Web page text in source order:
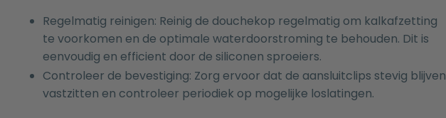
Regelmatig reinigen: Reinig de douchekop regelmatig om kalkafzetting
te voorkomen en de optimale waterdoorstroming te behouden. Dit is
eenvoudig en efficient door de siliconen sproeiers.
Controleer de bevestiging: Zorg ervoor dat de aansluitclips stevig blijven
vastzitten en controleer periodiek op mogelijke loslatingen.